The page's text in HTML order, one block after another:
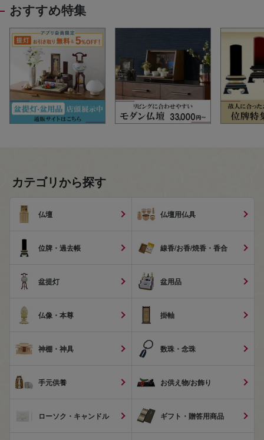
おすすめ特集
カテゴリから探す
仏壇 仏壇用仏具
位牌・過去帳 線香/お香/焼香・香合
盆提灯 盆用品
仏像・本尊 掛軸
神棚・神具 数珠・念珠
手元供養 お供え物/お飾り
ローソク・キャンドル ギフト・贈答用商品